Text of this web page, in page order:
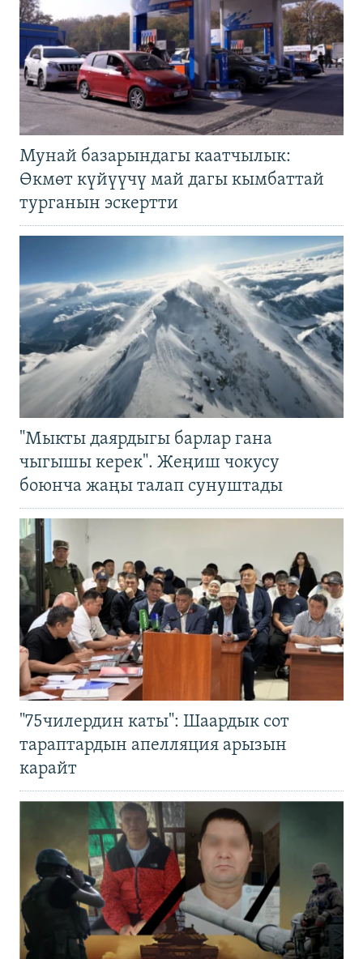
Мунай базарындагы каатчылык:
Өкмөт күйүүчү май дагы кымбаттай
турганын эскертти
"Мыкты даярдыгы барлар гана
чыгышы керек". Жеңиш чокусу
боюнча жаңы талап сунуштады
"75чилердин каты": Шаардык сот
тараптардын апелляция арызын
карайт